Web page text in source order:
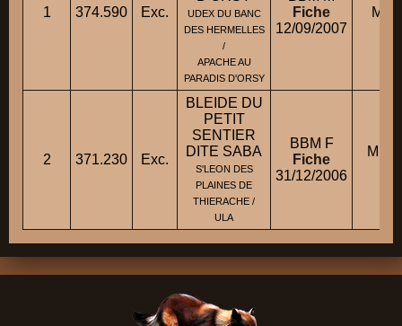
1 374.590 Exc.
UDEX DU BANC
DES HERMELLES
/
APACHE AU
PARADIS D'ORSY
Fiche
12/09/2007
M.
2 371.230 Exc.
BLEIDE DU
PETIT
SENTIER
DITE SABA
S'LEON DES
PLAINES DE
THIERACHE /
ULA
BBM F
Fiche
31/12/2006
M.